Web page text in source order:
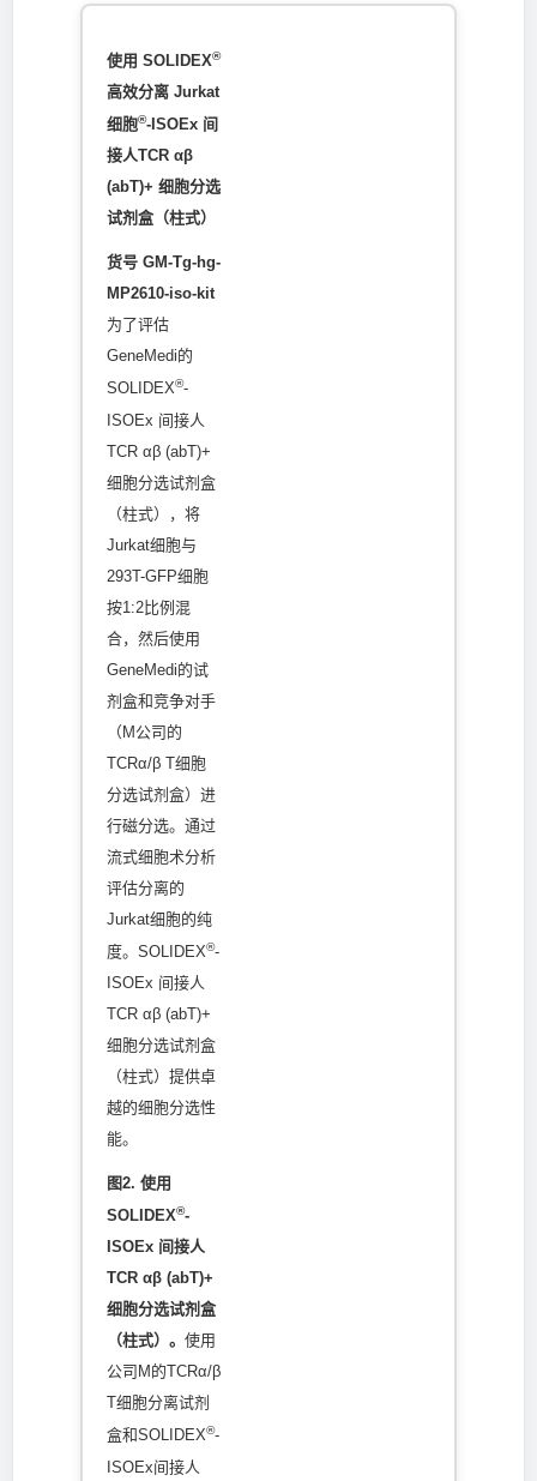
使用 SOLIDEX®
高效分离 Jurkat
细胞®-ISOEx 间
接人TCR αβ
(abT)+ 细胞分选
试剂盒（柱式）
货号 GM-Tg-hg-
MP2610-iso-kit
为了评估
GeneMedi的
SOLIDEX®-
ISOEx 间接人
TCR αβ (abT)+
细胞分选试剂盒
（柱式），将
Jurkat细胞与
293T-GFP细胞
按1:2比例混
合，然后使用
GeneMedi的试
剂盒和竞争对手
（M公司的
TCRα/β T细胞
分选试剂盒）进
行磁分选。通过
流式细胞术分析
评估分离的
Jurkat细胞的纯
度。SOLIDEX®-
ISOEx 间接人
TCR αβ (abT)+
细胞分选试剂盒
（柱式）提供卓
越的细胞分选性
能。
图2. 使用
SOLIDEX®-
ISOEx 间接人
TCR αβ (abT)+
细胞分选试剂盒
（柱式）。 使用
公司M的TCRα/β
T细胞分离试剂
盒和SOLIDEX®-
ISOEx间接人